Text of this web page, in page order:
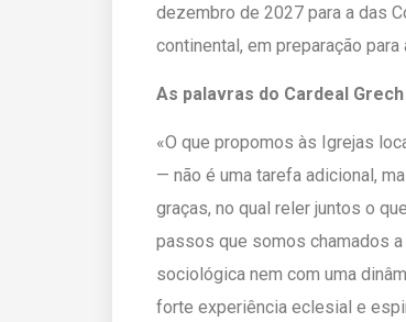
dezembro de 2027 para a das
continental, em preparação
As palavras do Cardeal Grech
«O que propomos às Igrejas
— não é uma tarefa adicional,
graças, no qual reler juntos o
passos que somos chamados
sociológica nem com uma
forte experiência eclesial e